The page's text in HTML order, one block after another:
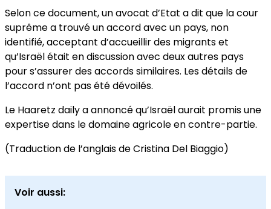
Selon ce document, un avocat d’Etat a dit que la cour
suprême a trouvé un accord avec un pays, non
identifié, acceptant d’accueillir des migrants et
qu’Israël était en discussion avec deux autres pays
pour s’assurer des accords similaires. Les détails de
l’accord n’ont pas été dévoilés.
Le Haaretz daily a annoncé qu’Israël aurait promis une
expertise dans le domaine agricole en contre-partie.
(Traduction de l’anglais de Cristina Del Biaggio)
Voir aussi: